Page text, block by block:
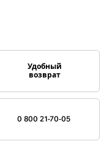
Удобный
возврат
0 800 21-70-05